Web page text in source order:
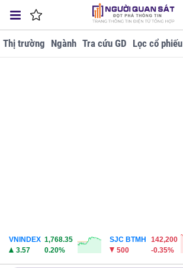
Thị trường Ngành Tra cứu GD Lọc cổ phiếu
VNINDEX 1,768.35
3.57
0.20%
SJC BTMH
142,200
500
-0.35%